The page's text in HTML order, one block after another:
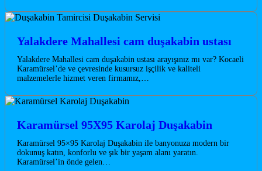
Yalakdere Mahallesi cam duşakabin ustası
Yalakdere Mahallesi cam duşakabin ustası arayışınız mı var? Kocaeli
Karamürsel’de ve çevresinde kusursuz işçilik ve kaliteli
malzemelerle hizmet veren firmamız,…
Karamürsel 95X95 Karolaj Duşakabin
Karamürsel 95×95 Karolaj Duşakabin ile banyonuza modern bir
dokunuş katın, konforlu ve şık bir yaşam alanı yaratın.
Karamürsel’in önde gelen…